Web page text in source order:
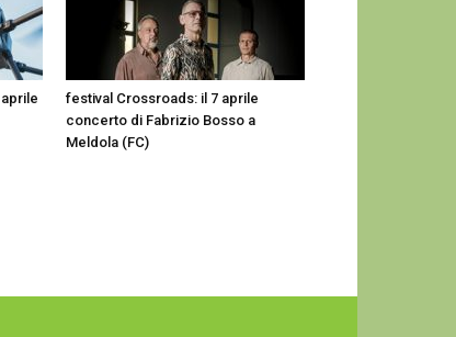
festival Crossroads: il 7 aprile
concerto di Fabrizio Bosso a
Meldola (FC)